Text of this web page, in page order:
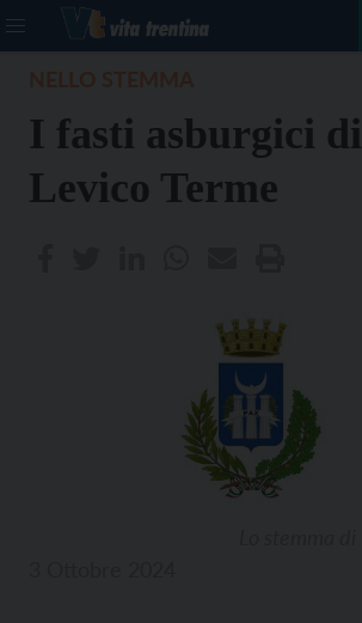
I fasti asburgici di
Levico Terme